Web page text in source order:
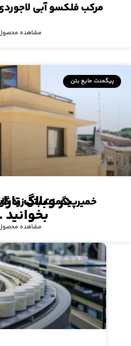
مرکب فلکسو آبی لاجوردی ۵۵۱۵۴
مشاهده
پیگمنت مایع بتن
خمیرپیگمنت بتن زرد گل
مشاهده
در وبلاگ